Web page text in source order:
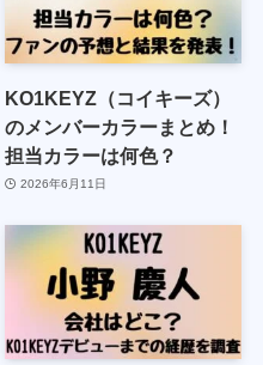
KO1KEYZ（コイキーズ）
のメンバーカラーまとめ！
担当カラーは何色？
2026年6月11日